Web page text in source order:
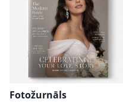
Fotožurnāls